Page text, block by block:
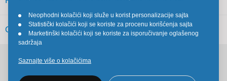
OSTALO
•
Neophodni kolačići koji služe u korist personalizacije sajta
•
Statistički kolačići koji se koriste za procenu korišćenja sajta
•
Marketinški kolačići koji se koriste za isporučivanje oglašenog
sadržaja
Saznajte više o kolačićima